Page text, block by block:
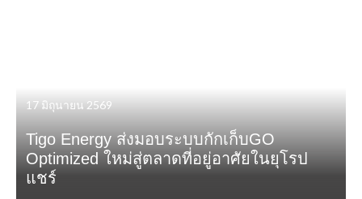
17 มิถุนายน 2569
Tigo Energy ส่งมอบระบบกักเก็บGO
Optimized ใหม่สู่ตลาดที่อยู่อาศัยในยุโรป
แชร์